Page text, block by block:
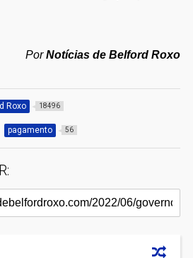
PorNotícias de Belford Roxo
Roxo 18496
pagamento 56